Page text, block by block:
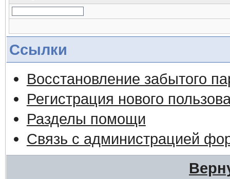
Ссылки
Восстановление забытого
Регистрация нового
Разделы помощи
Связь с администрацией